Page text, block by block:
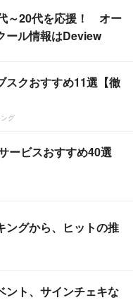
～20代を応援！ オー
ール情報はDeview
スクおすすめ11選【徹
グ
ービスおすすめ40選
ングから、ヒットの推
ント、サインチェキな